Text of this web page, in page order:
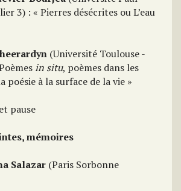
3) : « Pierres désécrites ou L’eau
(Université Toulouse -
in situ, poèmes dans les
poésie à la surface de la vie »
pause
mémoires
Salazar (Paris Sorbonne